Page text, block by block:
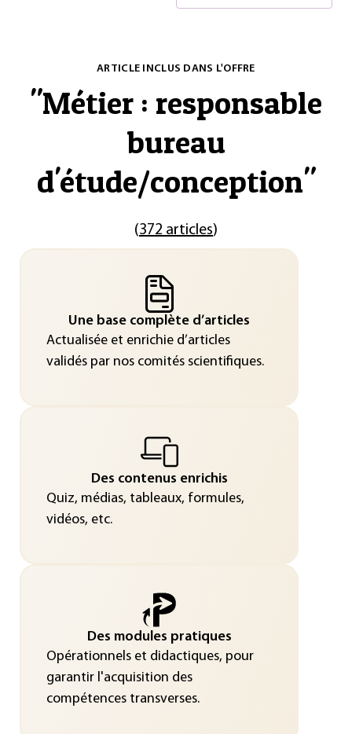
ARTICLE INCLUS DANS L'OFFRE
"Métier : responsable
bureau
d'étude/conception"
(372 articles)
Une base complète d’articles
Actualisée et enrichie d’articles
validés par nos comités scientifiques.
Des contenus enrichis
Quiz, médias, tableaux, formules,
vidéos, etc.
Des modules pratiques
Opérationnels et didactiques, pour
garantir l'acquisition des
compétences transverses.